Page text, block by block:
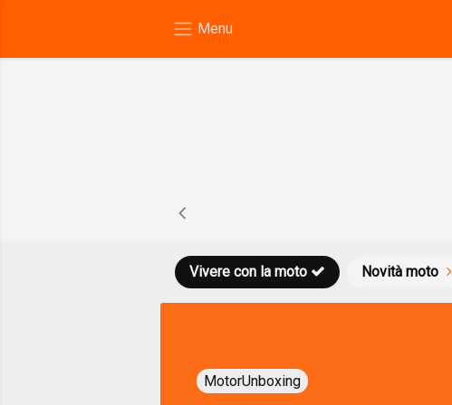
Novità moto
Vivere con la moto
MotorUnboxing